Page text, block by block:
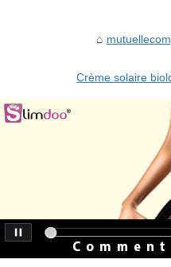
Crème solaire